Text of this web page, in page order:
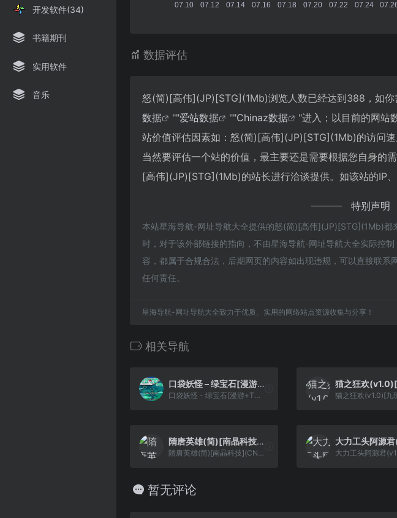
开发软件(34)
书籍期刊
实用软件
音乐
数据评估
怒(简)[高伟](JP)[STG](1Mb)浏览人数已经达到388，如
数据
""爱站数据 ""Chinaz数据
"进入；以目前的网站
站价值评估因素如：怒(简)[高伟](JP)[STG](1Mb)的访问
当然要评估一个站的价值，最主要还是需要根据您自身的
[高伟](JP)[STG](1Mb)的站长进行洽谈提供。如该站的IP、
特别声明
本站星海导航-网址导航大全提供的怒(简)[高伟](JP)[STG](1Mb)都
时，对于该外部链接的指向，不由星海导航-网址导航大全实际控
容，都属于合规合法，后期网页的内容如出现违规，可以直接联
任何责任。
星海导航-网址导航大全致力于优质、实用的网络站点资源收集与分享！
相关导航
口袋妖怪 – 绿宝石[漫游+TGB+口袋群星SP+洛水惊鸿](2024官译修正v20241109)(简)(JP)(128Mb)
口袋妖怪 - 绿宝石[漫游+TGB+口袋群星SP+洛水惊鸿](2024官译修正v20241109)(简)(JP)(128Mb)
隋唐英雄(简)[南晶科技](CN)[SLG](8Mb)
隋唐英雄(简)[南晶科技](CN)[SLG](8Mb)
暂无评论